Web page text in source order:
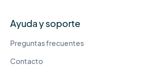
Ayuda y soporte
Preguntas frecuentes
Contacto